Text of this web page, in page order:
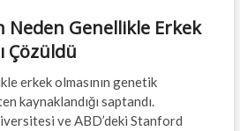
Neden Genellikle Erkek
Çözüldü
erkek olmasının genetik
kaynaklandığı saptandı.
ve ABD’deki Stanford